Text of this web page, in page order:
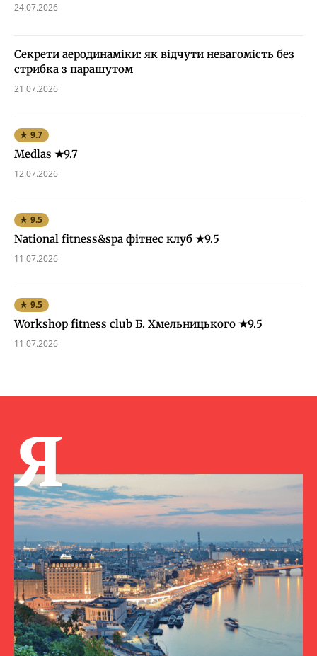
24.07.2026
Секрети аеродинаміки: як відчути невагомість без
стрибка з парашутом
21.07.2026
★ 9.7
Medlas ★9.7
12.07.2026
★ 9.5
National fitness&spa фітнес клуб ★9.5
11.07.2026
★ 9.5
Workshop fitness club Б. Хмельницького ★9.5
11.07.2026
Я